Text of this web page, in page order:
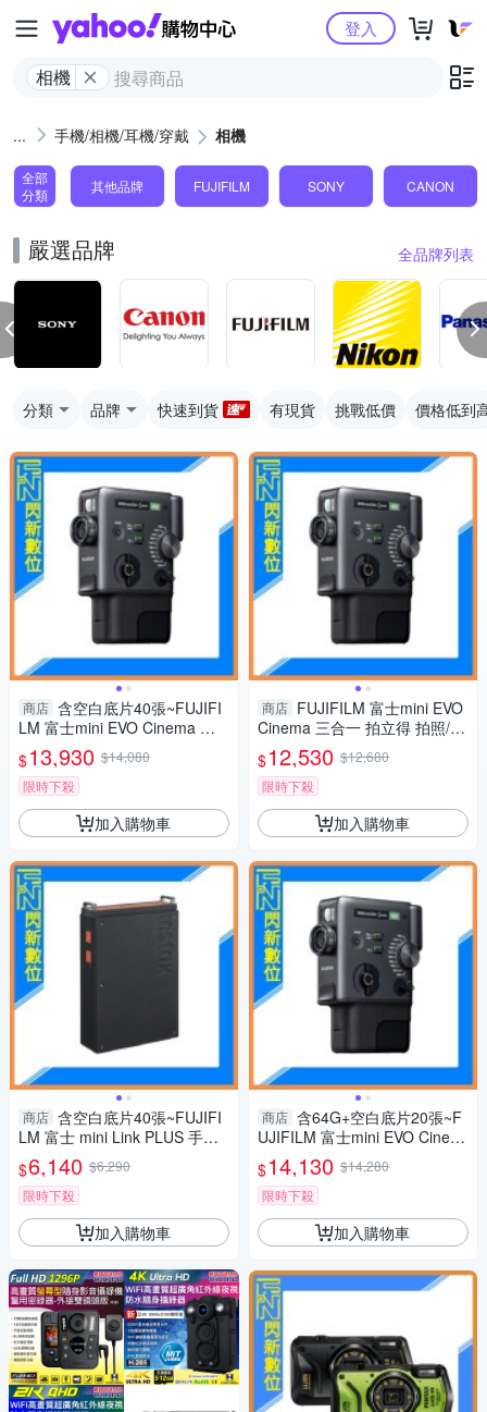
Yahoo購物中心
相機
登入
手機/相機/耳機/穿戴 相機
全部
分類
其他品牌 FUJIFILM SONY CANON
嚴選品牌 全品牌列表
分類 品牌 快速到貨 有現貨 挑戰低價 價格低到
商店 含空白底片40張~FUJIFI
LM 富士mini EVO Cinema 三
合一 拍立得 拍照/影片/列印(公
司貨)
$13,930 $14,080
限時下殺
加入購物車
商店 含空白底片40張~FUJIFI
LM 富士 mini Link PLUS 手機
印相機 清晰細膩列印(mini link
+，公司貨)
$6,140 $6,290
限時下殺
加入購物車
商店 FUJIFILM 富士mini EVO
Cinema 三合一 拍立得 拍照/影
片/列印(公司貨)
$12,530 $12,680
限時下殺
加入購物車
商店 含64G+空白底片20張~F
UJIFILM 富士mini EVO Cinem
a 三合一 拍立得 拍照/影片/列
印(公司貨)
$14,130 $14,280
限時下殺
加入購物車